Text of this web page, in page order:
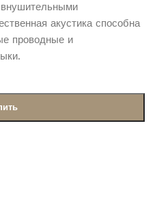
акустика способна
проводные и